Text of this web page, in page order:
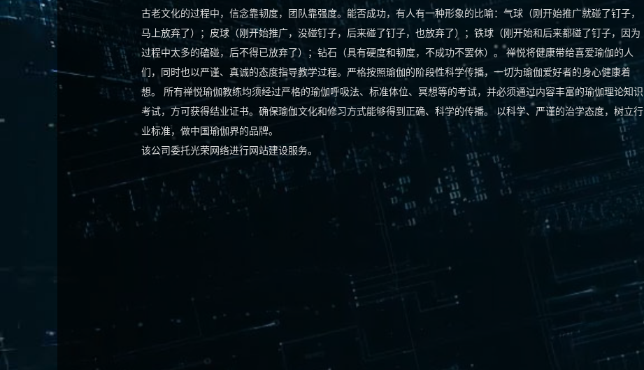
古老文化的过程中，信念靠韧度，团队靠强度。能否成功，有人有一种形象的比喻：气球（刚开始推广就碰了钉子，
马上放弃了）；皮球（刚开始推广，没碰钉子，后来碰了钉子，也放弃了）；铁球（刚开始和后来都碰了钉子，因为
过程中太多的磕碰，后不得已放弃了）；钻石（具有硬度和韧度，不成功不罢休）。 禅悦将健康带给喜爱瑜伽的人
们，同时也以严谨、真诚的态度指导教学过程。严格按照瑜伽的阶段性科学传播，一切为瑜伽爱好者的身心健康着
想。 所有禅悦瑜伽教练均须经过严格的瑜伽呼吸法、标准体位、冥想等的考试，并必须通过内容丰富的瑜伽理论知识
考试，方可获得结业证书。确保瑜伽文化和修习方式能够得到正确、科学的传播。 以科学、严谨的治学态度，树立行
业标准，做中国瑜伽界的品牌。
该公司委托光荣网络进行网站建设服务。